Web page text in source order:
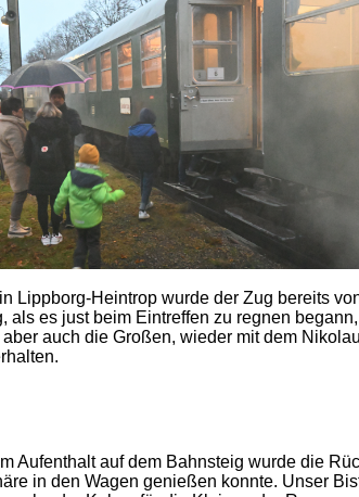
Lippborg-Heintrop wurde der Zug bereits
als es just beim Eintreffen zu regnen
aber auch die Großen, wieder mit dem
Aufenthalt auf dem Bahnsteig wurde die
in den Wagen genießen konnte. Unser